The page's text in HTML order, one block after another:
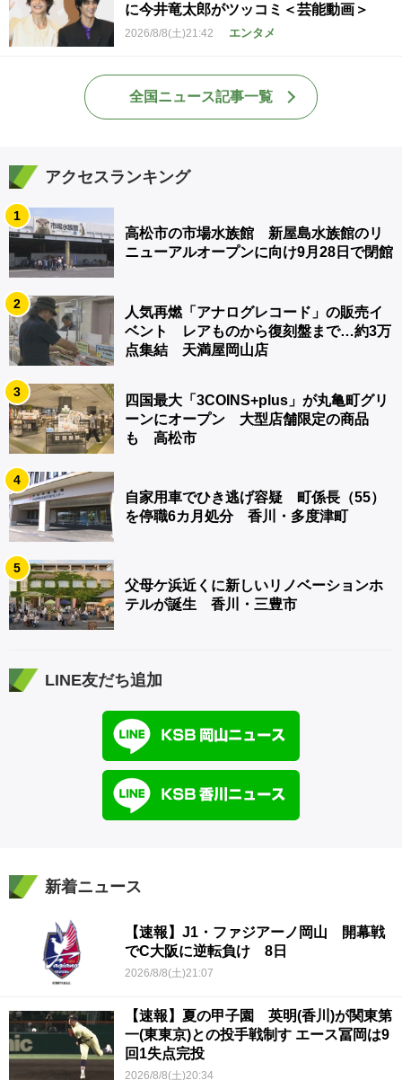
に今井竜太郎がツッコミ＜芸能動画＞
2026/8/8(土)21:42 エンタメ
全国ニュース記事一覧
アクセスランキング
1
高松市の市場水族館 新屋島水族館のリ
ニューアルオープンに向け9月28日で閉館
2
人気再燃「アナログレコード」の販売イ
ベント レアものから復刻盤まで…約3万
点集結 天満屋岡山店
3
四国最大「3COINS+plus」が丸亀町グリ
ーンにオープン 大型店舗限定の商品
も 高松市
4
自家用車でひき逃げ容疑 町係長（55）
を停職6カ月処分 香川・多度津町
5
父母ケ浜近くに新しいリノベーションホ
テルが誕生 香川・三豊市
LINE友だち追加
新着ニュース
【速報】J1・ファジアーノ岡山 開幕戦
でC大阪に逆転負け 8日
2026/8/8(土)21:07
【速報】夏の甲子園 英明(香川)が関東第
一(東東京)との投手戦制す エース冨岡は9
回1失点完投
2026/8/8(土)20:34